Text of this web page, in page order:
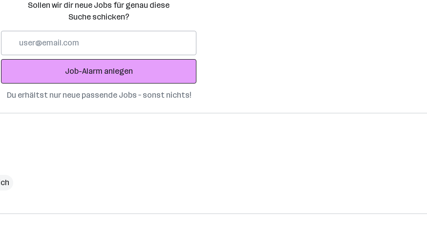
Sollen wir dir neue Jobs für genau diese
Suche schicken?
Adresse
Job-Alarm anlegen
Du erhältst nur neue passende Jobs – sonst nichts!